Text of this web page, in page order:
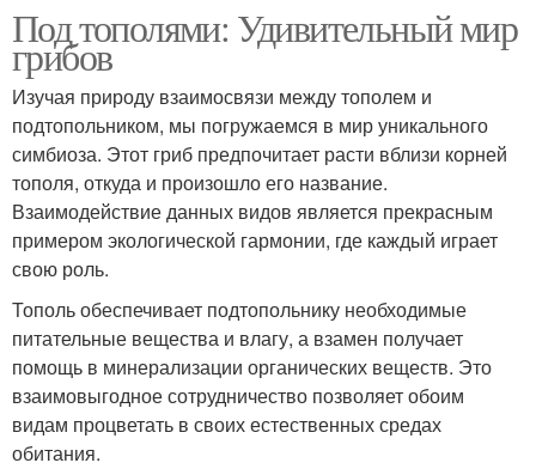
Под тополями: Удивительный мир
грибов
Изучая природу взаимосвязи между тополем и
подтопольником, мы погружаемся в мир уникального
симбиоза. Этот гриб предпочитает расти вблизи корней
тополя, откуда и произошло его название.
Взаимодействие данных видов является прекрасным
примером экологической гармонии, где каждый играет
свою роль.
Тополь обеспечивает подтопольнику необходимые
питательные вещества и влагу, а взамен получает
помощь в минерализации органических веществ. Это
взаимовыгодное сотрудничество позволяет обоим
видам процветать в своих естественных средах
обитания.